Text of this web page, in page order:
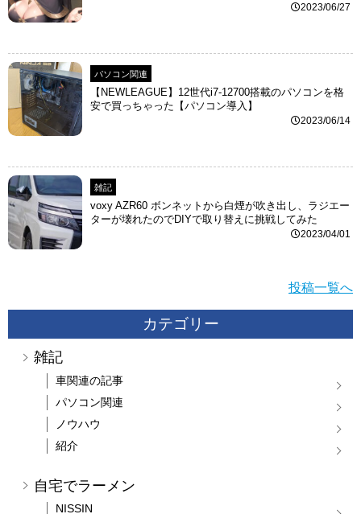
2023/06/27
パソコン関連
【NEWLEAGUE】12世代i7-12700搭載のパソコンを格
安で買っちゃった【パソコン導入】
2023/06/14
雑記
voxy AZR60 ボンネットから白煙が吹き出し、ラジエー
ターが壊れたのでDIYで取り替えに挑戦してみた
2023/04/01
投稿一覧へ
カテゴリー
雑記
車関連の記事
パソコン関連
ノウハウ
紹介
自宅でラーメン
NISSIN